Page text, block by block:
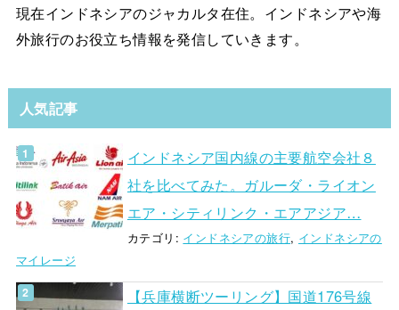
現在インドネシアのジャカルタ在住。インドネシアや海
外旅行のお役立ち情報を発信していきます。
人気記事
インドネシア国内線の主要航空会社８
社を比べてみた。ガルーダ・ライオン
エア・シティリンク・エアアジア…
カテゴリ: インドネシアの旅行, インドネシアの
マイレージ
【兵庫横断ツーリング】国道176号線